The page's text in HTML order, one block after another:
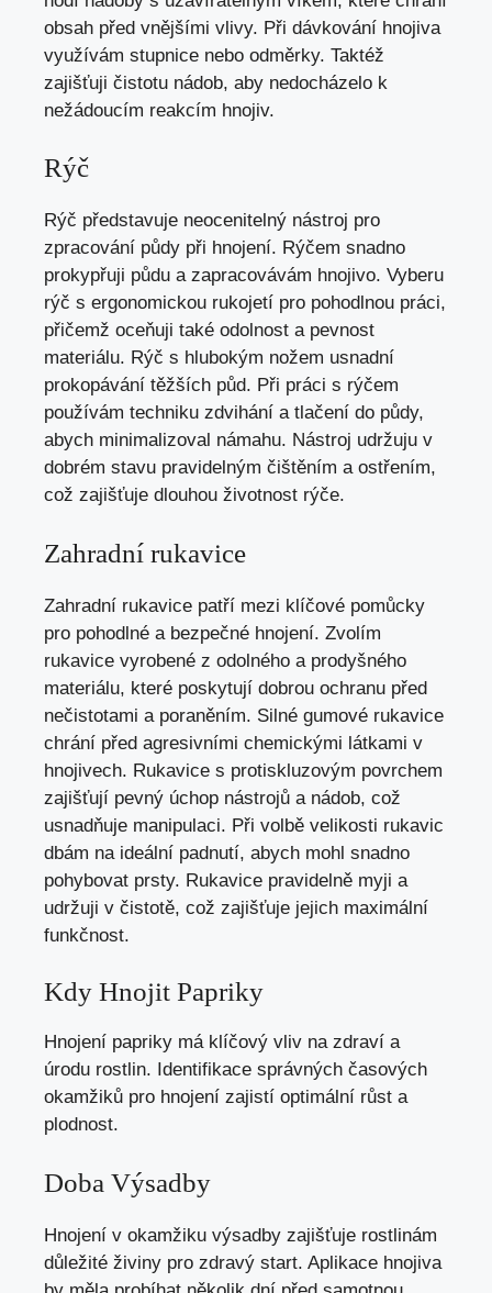
obsah před vnějšími vlivy. Při dávkování hnojiva
využívám stupnice nebo odměrky. Taktéž
zajišťuji čistotu nádob, aby nedocházelo k
nežádoucím reakcím hnojiv.
Rýč
Rýč představuje neocenitelný nástroj pro
zpracování půdy při hnojení. Rýčem snadno
prokypřuji půdu a zapracovávám hnojivo. Vyberu
rýč s ergonomickou rukojetí pro pohodlnou práci,
přičemž oceňuji také odolnost a pevnost
materiálu. Rýč s hlubokým nožem usnadní
prokopávání těžších půd. Při práci s rýčem
používám techniku zdvihání a tlačení do půdy,
abych minimalizoval námahu. Nástroj udržuju v
dobrém stavu pravidelným čištěním a ostřením,
což zajišťuje dlouhou životnost rýče.
Zahradní rukavice
Zahradní rukavice patří mezi klíčové pomůcky
pro pohodlné a bezpečné hnojení. Zvolím
rukavice vyrobené z odolného a prodyšného
materiálu, které poskytují dobrou ochranu před
nečistotami a poraněním. Silné gumové rukavice
chrání před agresivními chemickými látkami v
hnojivech. Rukavice s protiskluzovým povrchem
zajišťují pevný úchop nástrojů a nádob, což
usnadňuje manipulaci. Při volbě velikosti rukavic
dbám na ideální padnutí, abych mohl snadno
pohybovat prsty. Rukavice pravidelně myji a
udržuji v čistotě, což zajišťuje jejich maximální
funkčnost.
Kdy Hnojit Papriky
Hnojení papriky má klíčový vliv na zdraví a
úrodu rostlin. Identifikace správných časových
okamžiků pro hnojení zajistí optimální růst a
plodnost.
Doba Výsadby
Hnojení v okamžiku výsadby zajišťuje rostlinám
důležité živiny pro zdravý start. Aplikace hnojiva